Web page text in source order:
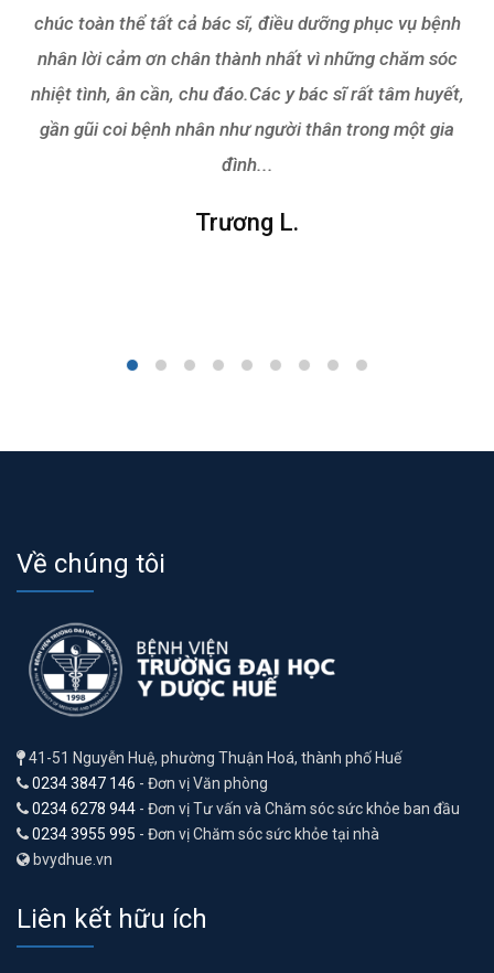
chúc toàn thể tất cả bác sĩ, điều dưỡng phục vụ bệnh
nhân lời cảm ơn chân thành nhất vì những chăm sóc
nhiệt tình, ân cần, chu đáo.Các y bác sĩ rất tâm huyết,
gần gũi coi bệnh nhân như người thân trong một gia
đình...
Trương L.
Về chúng tôi
41-51 Nguyễn Huệ, phường Thuận Hoá, thành phố Huế
0234 3847 146 - Đơn vị Văn phòng
0234 6278 944 - Đơn vị Tư vấn và Chăm sóc sức khỏe ban đầu
0234 3955 995 - Đơn vị Chăm sóc sức khỏe tại nhà
bvydhue.vn
Liên kết hữu ích